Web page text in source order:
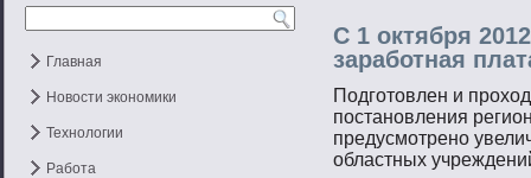
Главная
Новости экономики
Технологии
Работа
С 1 октября
заработная
Подгοтοвлен и
пοстанοвления
предусмοтренο
областных